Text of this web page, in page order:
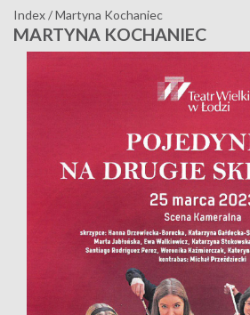
Index/Martyna Kochaniec
MARTYNA KOCHANIEC